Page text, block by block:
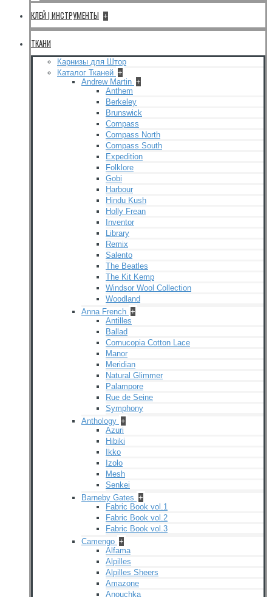
КЛЕЙ | ИНСТРУМЕНТЫ +
ТКАНИ
Карнизы для Штор
Каталог Тканей +
Andrew Martin +
Anthem
Berkeley
Brunswick
Compass
Compass North
Compass South
Expedition
Folklore
Gobi
Harbour
Hindu Kush
Holly Frean
Inventor
Library
Remix
Salento
The Beatles
The Kit Kemp
Windsor Wool Collection
Woodland
Anna French +
Antilles
Ballad
Cornucopia Cotton Lace
Manor
Meridian
Natural Glimmer
Palampore
Rue de Seine
Symphony
Anthology +
Azuri
Hibiki
Ikko
Izolo
Mesh
Senkei
Barneby Gates +
Fabric Book vol.1
Fabric Book vol.2
Fabric Book vol.3
Camengo +
Alfama
Alpilles
Alpilles Sheers
Amazone
Anouchka